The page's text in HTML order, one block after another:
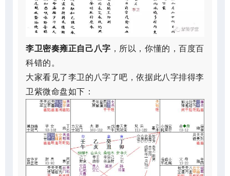
李卫密奏雍正自己八字 ，所以，你懂的，百度百
科错的。
大家看见了李卫的八字了吧，依据此八字排得李
卫紫微命盘如下：